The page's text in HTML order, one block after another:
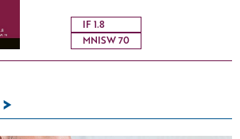
IF 1.8
MNISW 70
>